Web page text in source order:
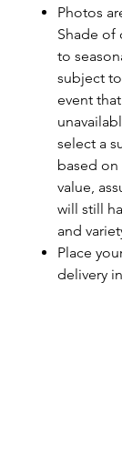
Photos
Shade of
to
subject
event
select a
based on
value,
will still
and
Place
delivery